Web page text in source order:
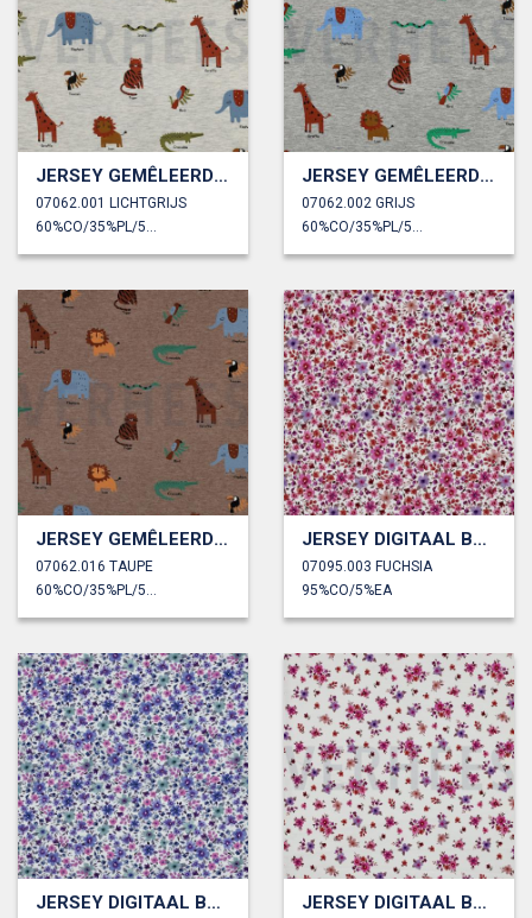
JERSEY GEMÊLEERD SAFARI DIEREN
07062.001 LICHTGRIJS
JERSEY GEMÊLEERD SAFARI DIEREN
07062.002 GRIJS
JERSEY GEMÊLEERD SAFARI DIEREN
07062.016 TAUPE
JERSEY DIGITAAL BLOEMEN
07095.003 FUCHSIA
95%CO/5%EA
JERSEY DIGITAAL BLOEMEN JERSEY DIGITAAL BLOEMEN